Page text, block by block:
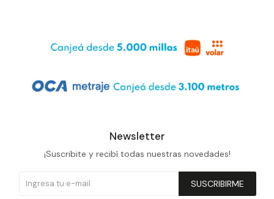
Newsletter
¡Suscribite y recibí todas nuestras novedades!
SUSCRIBIRME